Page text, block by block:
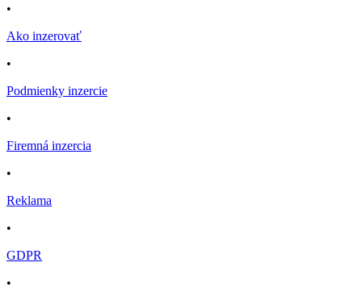
•
Ako inzerovať
•
Podmienky inzercie
•
Firemná inzercia
•
Reklama
•
GDPR
•